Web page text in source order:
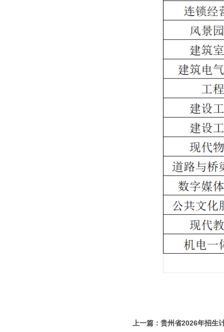
上一篇：贵州省2026年招生